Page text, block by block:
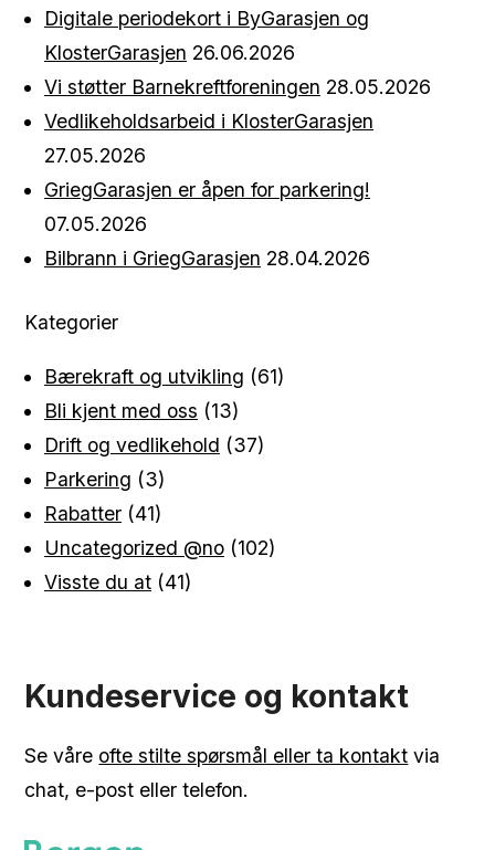
Digitale periodekort i ByGarasjen og
KlosterGarasjen 26.06.2026
Vi støtter Barnekreftforeningen 28.05.2026
Vedlikeholdsarbeid i KlosterGarasjen
27.05.2026
GriegGarasjen er åpen for parkering!
07.05.2026
Bilbrann i GriegGarasjen 28.04.2026
Kategorier
Bærekraft og utvikling (61)
Bli kjent med oss (13)
Drift og vedlikehold (37)
Parkering (3)
Rabatter (41)
Uncategorized @no (102)
Visste du at (41)
Kundeservice og kontakt
Se våre ofte stilte spørsmål eller ta kontakt via
chat, e-post eller telefon.